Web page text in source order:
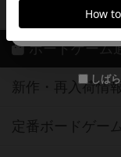
メ
しば
ボドゲーマご利
ボードゲーム
新作・再入荷情報
定番ボードゲー